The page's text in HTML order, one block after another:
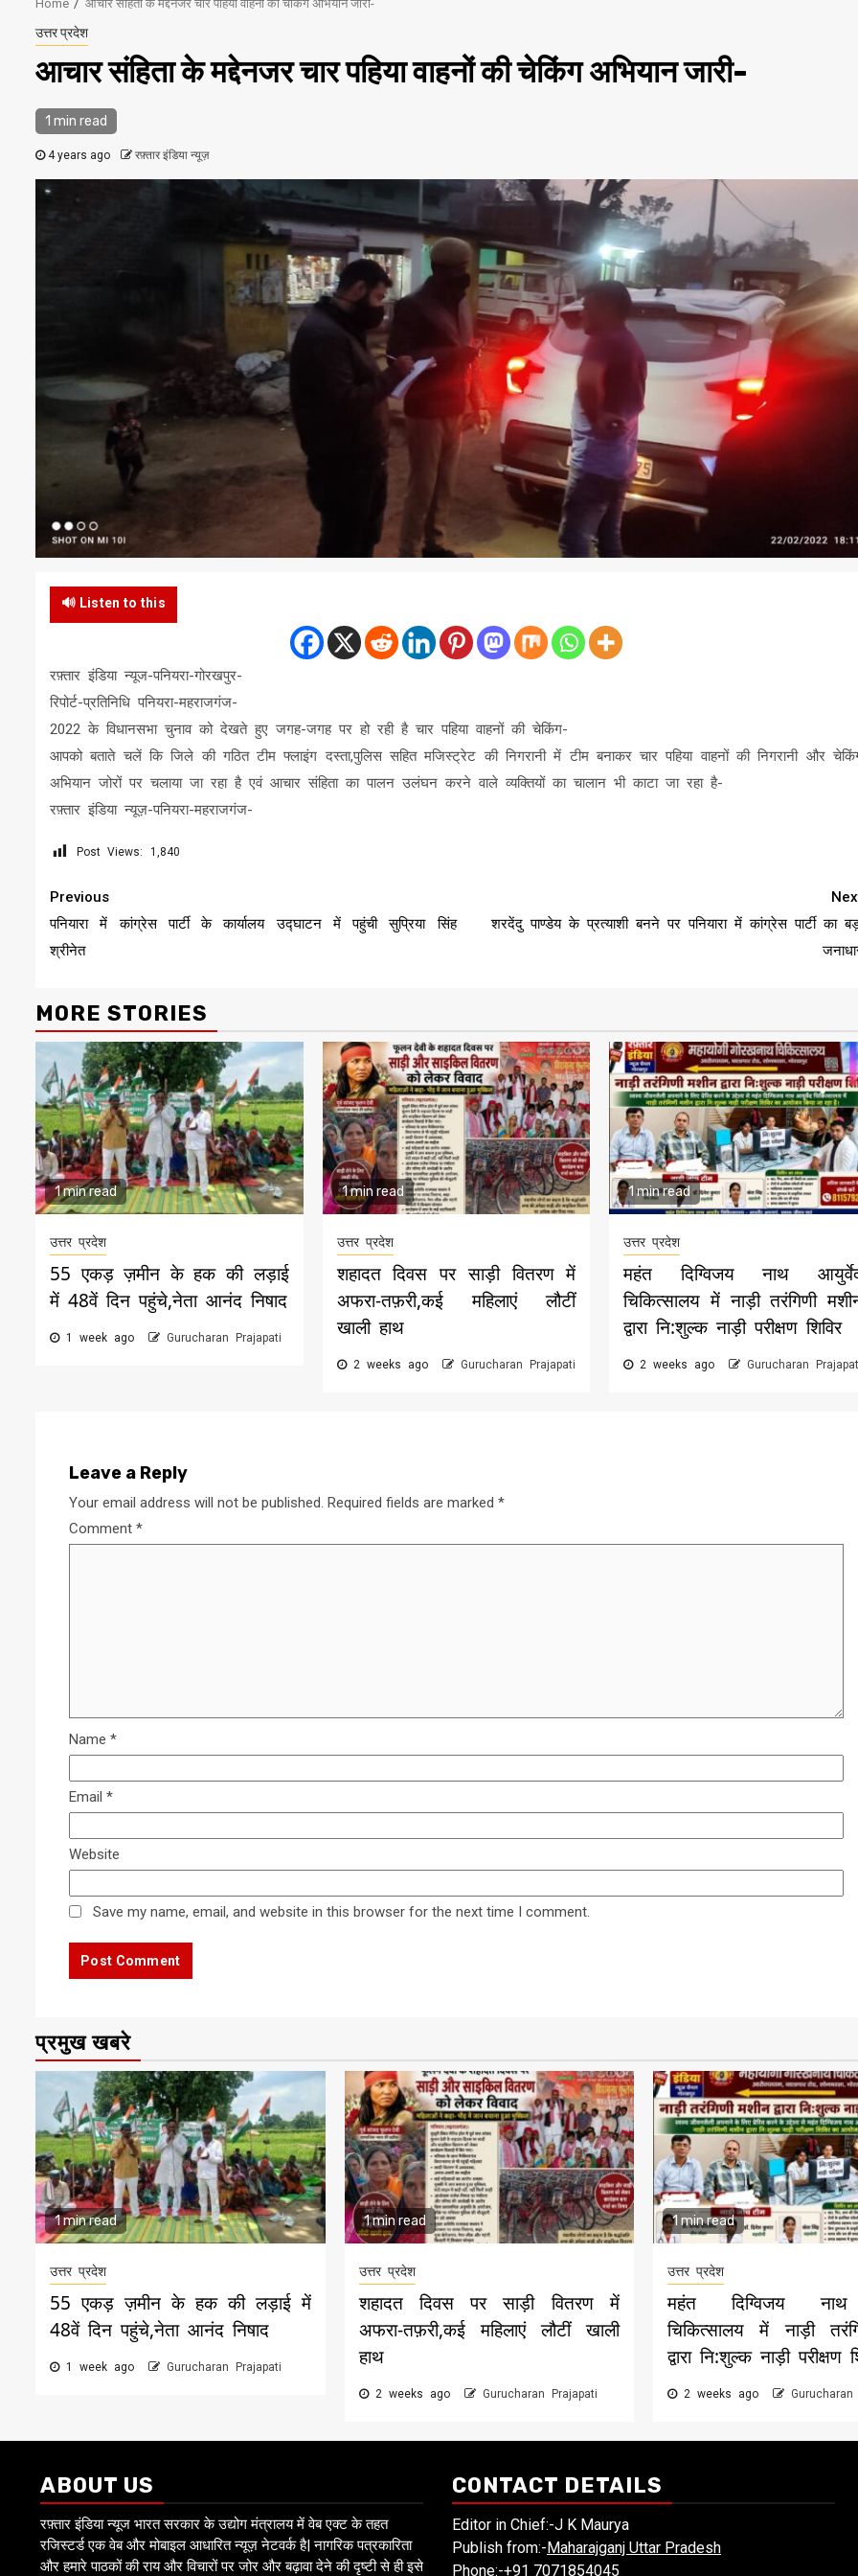
Home आचार संहिता के मद्देनजर चार पहिया वाहनों की चेकिंग अभियान जारी-
उत्तर प्रदेश
आचार संहिता के मद्देनजर चार पहिया वाहनों की चेकिंग अभियान जारी-
1 min read
4 years ago रफ़्तार इंडिया न्यूज़
🔊 Listen to this
रफ़्तार इंडिया न्यूज-पनियरा-गोरखपुर-
रिपोर्ट-प्रतिनिधि पनियरा-महराजगंज-
2022 के विधानसभा चुनाव को देखते हुए जगह-जगह पर हो रही है चार पहिया वाहनों की चेकिंग-
आपको बताते चलें कि जिले की गठित टीम फ्लाइंग दस्ता,पुलिस सहित मजिस्ट्रेट की निगरानी में टीम बनाकर चार पहिया वाहनों की निगरानी और
अभियान जोरों पर चलाया जा रहा है एवं आचार संहिता का पालन उलंघन करने वाले व्यक्तियों का चालान भी काटा जा रहा है-
रफ़्तार इंडिया न्यूज़-पनियरा-महराजगंज-
Post Views: 1,840
Continue
Reading
Previous
पनियारा में कांग्रेस पार्टी के कार्यालय उद्घाटन में पहुंची सुप्रिया सिंह
श्रीनेत
शरदेंदु पाण्डेय के प्रत्याशी बनने पर पनियारा में कांग्रेस पार्टी का
MORE STORIES
1 min read
उत्तर प्रदेश
55 एकड़ ज़मीन के हक की लड़ाई
में 48वें दिन पहुंचे,नेता आनंद निषाद
1 week ago Gurucharan Prajapati
1 min read
उत्तर प्रदेश
शहादत दिवस पर साड़ी वितरण में
अफरा-तफ़री,कई महिलाएं लौटीं
खाली हाथ
2 weeks ago Gurucharan Prajapati
1 min read
उत्तर प्रदेश
महंत दिग्विजय नाथ
चिकित्सालय में नाड़ी तरंगिणी
द्वारा नि:शुल्क नाड़ी परीक्षण शिविर
2 weeks ago Gurucharan
Leave a Reply
Your email address will not be published. Required fields are marked *
Comment *
Name *
Email *
Website
Save my name, email, and website in this browser for the next time I comment.
प्रमुख खबरे
1 min read
उत्तर प्रदेश
55 एकड़ ज़मीन के हक की लड़ाई में
48वें दिन पहुंचे,नेता आनंद निषाद
1 week ago Gurucharan Prajapati
1 min read
उत्तर प्रदेश
शहादत दिवस पर साड़ी वितरण में
अफरा-तफ़री,कई महिलाएं लौटीं खाली
हाथ
2 weeks ago Gurucharan Prajapati
1 min read
उत्तर प्रदेश
महंत दिग्विजय
चिकित्सालय में नाड़ी
द्वारा नि:शुल्क नाड़ी परीक्षण
2 weeks ago
ABOUT US
रफ़्तार इंडिया न्यूज भारत सरकार के उद्योग मंत्रालय में वेब एक्ट के तहत
रजिस्टर्ड एक वेब और मोबाइल आधारित न्यूज़ नेटवर्क है| नागरिक पत्रकारिता
और हमारे पाठकों की राय और विचारों पर जोर और बढ़ावा देने की दृष्टी से ही इसे
CONTACT DETAILS
Editor in Chief:-J K Maurya
Publish from:- Maharajganj Uttar Pradesh
Phone:-+91 7071854045